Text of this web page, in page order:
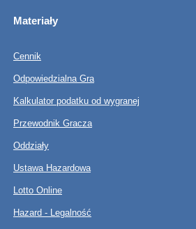
Materiały
Cennik
Odpowiedzialna Gra
Kalkulator podatku od wygranej
Przewodnik Gracza
Oddziały
Ustawa Hazardowa
Lotto Online
Hazard - Legalność